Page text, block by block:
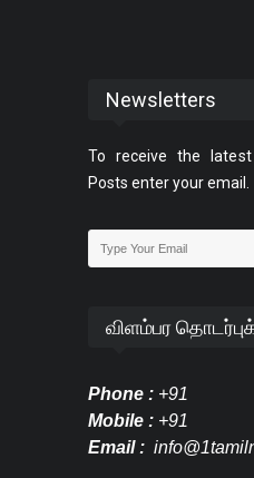
Newsletters
To receive the
Posts enter your email.
விளம்பர
Phone : +91
Mobile : +91
Email :